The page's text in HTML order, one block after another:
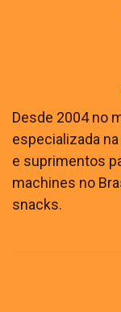
Desde 2004 no
especializada
e suprimentos
machines no
snacks.